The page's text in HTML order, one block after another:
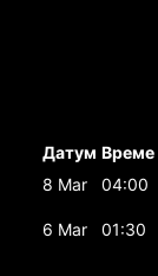
Датум Време
8 Mar
04:00
6 Mar 01:30